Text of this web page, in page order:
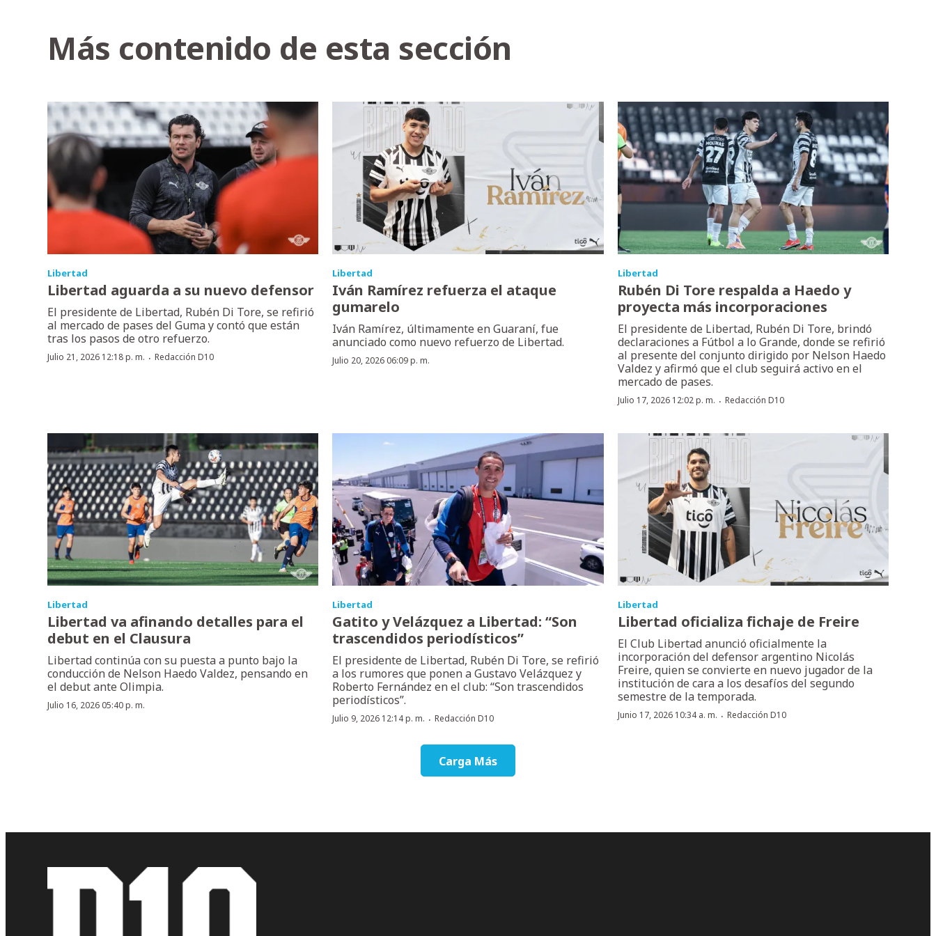
Más contenido de esta sección
Libertad
Libertad aguarda a su nuevo defensor
El presidente de Libertad, Rubén Di Tore, se refirió
al mercado de pases del Guma y contó que están
tras los pasos de otro refuerzo.
Julio 21, 2026 12:18 p. m. · Redacción D10
Libertad
Iván Ramírez refuerza el ataque
gumarelo
Iván Ramírez, últimamente en Guaraní, fue
anunciado como nuevo refuerzo de Libertad.
Julio 20, 2026 06:09 p. m.
Libertad
Rubén Di Tore respalda a Haedo y
proyecta más incorporaciones
El presidente de Libertad, Rubén Di Tore, brindó
declaraciones a Fútbol a lo Grande, donde se refirió
al presente del conjunto dirigido por Nelson Haedo
Valdez y afirmó que el club seguirá activo en el
mercado de pases.
Julio 17, 2026 12:02 p. m. · Redacción D10
Libertad
Libertad va afinando detalles para el
debut en el Clausura
Libertad continúa con su puesta a punto bajo la
conducción de Nelson Haedo Valdez, pensando en
el debut ante Olimpia.
Julio 16, 2026 05:40 p. m.
Libertad
Gatito y Velázquez a Libertad: “Son
trascendidos periodísticos”
El presidente de Libertad, Rubén Di Tore, se refirió
a los rumores que ponen a Gustavo Velázquez y
Roberto Fernández en el club: “Son trascendidos
periodísticos”.
Julio 9, 2026 12:14 p. m. ·Redacción D10
Libertad
Libertad oficializa fichaje de Freire
El Club Libertad anunció oficialmente la
incorporación del defensor argentino Nicolás
Freire, quien se convierte en nuevo jugador de la
institución de cara a los desafíos del segundo
semestre de la temporada.
Junio 17, 2026 10:34 a. m. · Redacción D10
Carga Más